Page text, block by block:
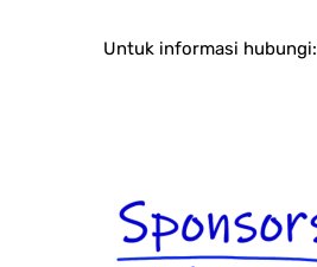
Untuk informasi hubungi: